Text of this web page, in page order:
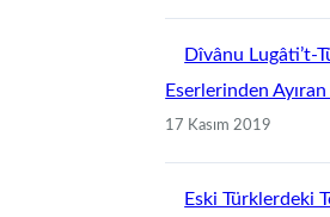
Dîvânu Lugâti’t-
Eserlerinden
17 Kasım 2019
Eski Türklerdeki